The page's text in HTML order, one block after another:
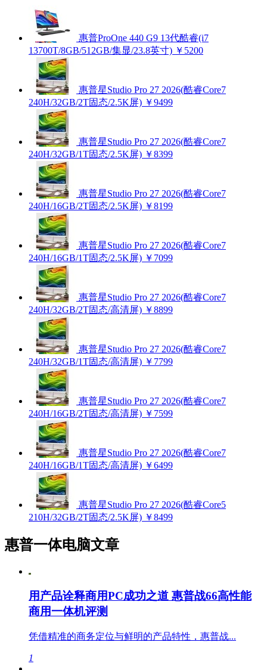
惠普ProOne 440 G9 13代酷睿(i7
13700T/8GB/512GB/集显/23.8英寸) ￥5200
惠普星Studio Pro 27 2026(酷睿Core7
240H/32GB/2T固态/2.5K屏) ￥9499
惠普星Studio Pro 27 2026(酷睿Core7
240H/32GB/1T固态/2.5K屏) ￥8399
惠普星Studio Pro 27 2026(酷睿Core7
240H/16GB/2T固态/2.5K屏) ￥8199
惠普星Studio Pro 27 2026(酷睿Core7
240H/16GB/1T固态/2.5K屏) ￥7099
惠普星Studio Pro 27 2026(酷睿Core7
240H/32GB/2T固态/高清屏) ￥8899
惠普星Studio Pro 27 2026(酷睿Core7
240H/32GB/1T固态/高清屏) ￥7799
惠普星Studio Pro 27 2026(酷睿Core7
240H/16GB/2T固态/高清屏) ￥7599
惠普星Studio Pro 27 2026(酷睿Core7
240H/16GB/1T固态/高清屏) ￥6499
惠普星Studio Pro 27 2026(酷睿Core5
210H/32GB/2T固态/2.5K屏) ￥8499
惠普一体电脑文章
用产品诠释商用PC成功之道 惠普战66高性能
商用一体机评测
凭借精准的商务定位与鲜明的产品特性，惠普战...
1